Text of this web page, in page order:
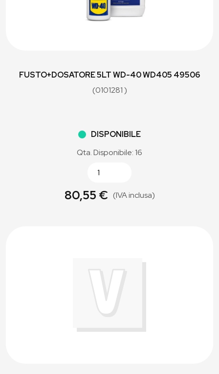
FUSTO+DOSATORE 5LT WD-40 WD405 49506
(0101281 )
DISPONIBILE
Qta. Disponibile: 16
80,55 € (IVA inclusa)